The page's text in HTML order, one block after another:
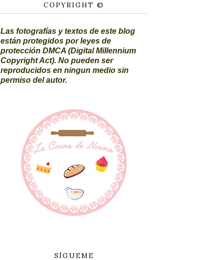
COPYRIGHT ©
Las fotografías y textos de este blog
están protegidos por leyes de
protección DMCA (Digital Millennium
Copyright Act). No pueden ser
reproducidos en ningun medio sin
permiso del autor.
SÍGUEME